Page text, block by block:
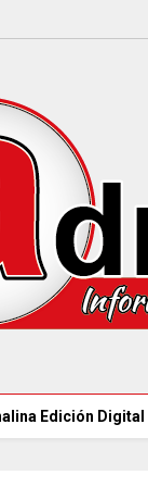
Edición Digital